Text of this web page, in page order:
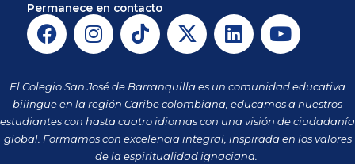
Permanece en contacto
F
a
e
b
o
o
I
n
t
a
g
r
T
i
t
o
k
X
-
w
i
t
t
L
i
k
e
d
i
Y
o
t
u
b
e
El Colegio San José de Barranquilla es un comunidad educativa
bilingüe en la región Caribe colombiana, educamos a nuestros
estudiantes con hasta cuatro idiomas con una visión de ciudadanía
global. Formamos con excelencia integral, inspirada en los valores
de la espiritualidad ignaciana.